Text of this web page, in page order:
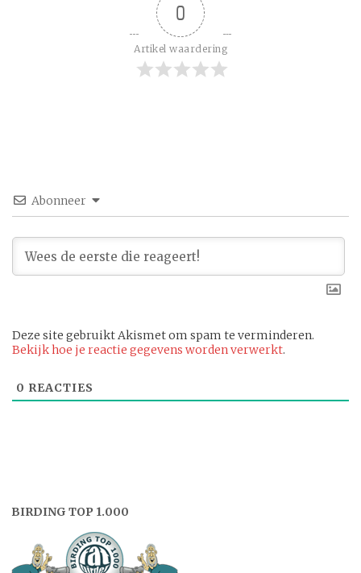
0
Artikel waardering
Abonneer
Deze site gebruikt Akismet om spam te verminderen.
Bekijk hoe je reactie gegevens worden verwerkt.
0 REACTIES
BIRDING TOP 1.000